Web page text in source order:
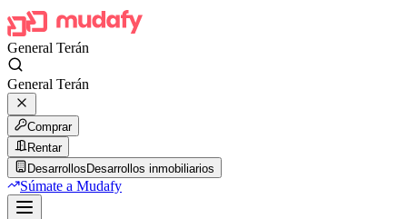
General Terán
General Terán
Comprar
Rentar
Desarrollos Desarrollos inmobiliarios
Súmate a Mudafy